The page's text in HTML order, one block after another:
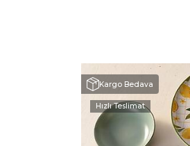
Kargo Bedava
Hızlı Teslimat